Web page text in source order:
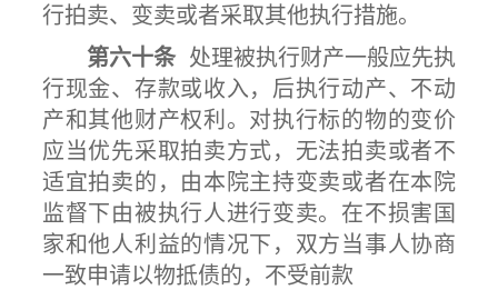
行拍卖、变卖或者采取其他执行措施。
第六十条 处理被执行财产一般应先执
行现金、存款或收入，后执行动产、不动
产和其他财产权利。对执行标的物的变价
应当优先采取拍卖方式，无法拍卖或者不
适宜拍卖的，由本院主持变卖或者在本院
监督下由被执行人进行变卖。在不损害国
家和他人利益的情况下，双方当事人协商
一致申请以物抵债的，不受前款